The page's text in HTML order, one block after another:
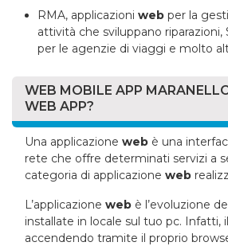
RMA, applicazioni web per la
attività che sviluppano riparazioni,
per le agenzie di viaggi e molto
WEB MOBILE APP
WEB APP?
Una applicazione web è una
rete che offre determinati servizi a
categoria di applicazione web
L’applicazione web è l’evoluzione
installate in locale sul tuo pc. Infatti,
accendendo tramite il proprio